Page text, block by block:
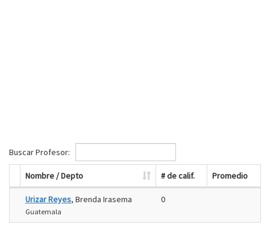
Buscar Profesor:
Nombre / Depto # de calif. Promedio
Urizar Reyes, Brenda Irasema
Guatemala
0